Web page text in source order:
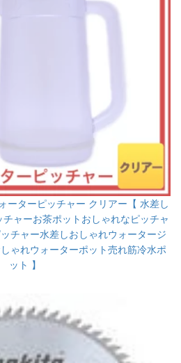
ーターピッチャー クリアー【 水差し
ャーお茶ポットおしゃれなピッチャ
チャー水差しおしゃれウォータージ
ゃれウォーターポット売れ筋冷水ポ
ット 】